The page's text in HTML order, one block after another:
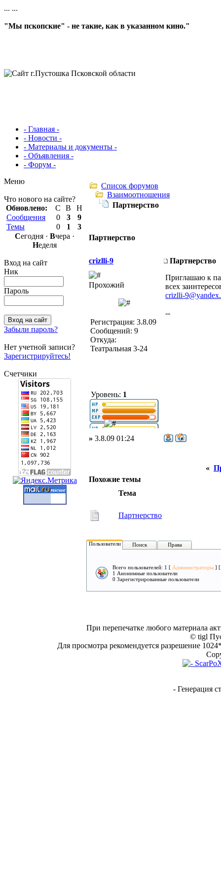
... ...
"Мы пскопские" - не такие, как в указанном кино."
- Главная -
- Новости -
- Материалы и документы -
- Объявления -
- Форум -
Меню
Что нового на сайте?
Обновлено:
С В
Н
Сообщения
0 3
9
Темы
0 1
3
Сегодня · Вчера ·
Неделя
Вход на сайт
Ник
Пароль
Забыли пароль?
Нет учетной записи?
Зарегистрируйтесь!
Счетчики
Список форумов
Взаимоотношения
Партнерство
Партнерство
crizlli-9 Партнерство
Прохожий
Регистрация: 3.8.09
Сообщений: 9
Откуда:
Театральная 3-24
Уровень: 1
Приглашаю к
всех
crizlli-
--
» 3.8.09 01:24
«
Похожие темы
Тема
Партнерство
Пользователи Поиск Права
Всего пользователей: 1 [ Администраторы ]
1 Анонимные пользователи
0 Зарегистрированные пользователи
При перепечатке любого материала
© tigl
Для просмотра рекомендуется разрешение
- Генерация